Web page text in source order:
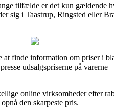
tilfælde er det kun gældende
sig i Taastrup, Ringsted eller
finde information om priser i
udsalgspriserne på
online virksomheder efter
den skarpeste pris.